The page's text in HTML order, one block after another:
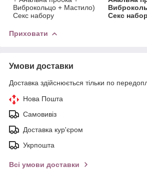
Виброкольцо + Мастило)
Секс набору
Секс
Приховати
Умови доставки
Доставка здійснюється тільки по
Нова Пошта
Самовивіз
Доставка кур'єром
Укрпошта
Всі умови доставки